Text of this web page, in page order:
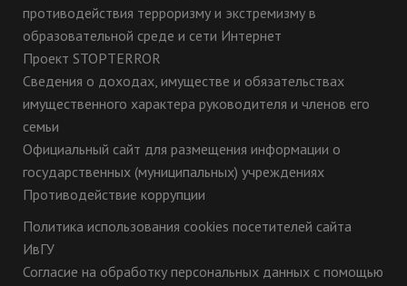
противодействия терроризму и экстремизму в
образовательной среде и сети Интернет
Проект STOPTERROR
Сведения о доходах, имуществе и обязательствах
имущественного характера руководителя и членов его
семьи
Официальный сайт для размещения информации о
государственных (муниципальных) учреждениях
Противодействие коррупции
Политика использования cookies посетителей сайта
ИвГУ
Согласие на обработку персональных данных с помощью